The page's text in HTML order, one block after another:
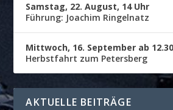
Samstag, 22. August, 14 Uhr
Führung: Joachim Ringelnatz
Mittwoch, 16. September ab
Herbstfahrt zum Petersberg
AKTUELLE BEITRÄGE